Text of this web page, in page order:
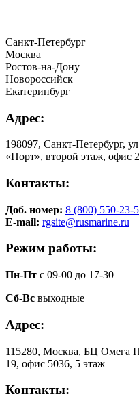
Санкт-Петербург
Москва
Ростов-на-Дону
Новороссийск
Екатеринбург
Адрес:
198097, Санкт-Петербург,
«Порт», второй этаж, офис
Контакты:
Доб. номер: 8 (800) 550-23-
E-mail: rgsite@rusmarine.ru
Режим работы:
Пн-Пт с 09-00 до 17-30
Сб-Вс выходные
Адрес:
115280, Москва, БЦ Омега
19, офис 5036, 5 этаж
Контакты: